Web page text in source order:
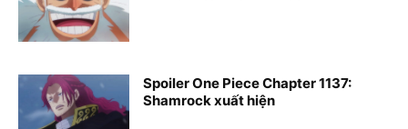
Spoiler One Piece Chapter 1137:
Shamrock xuất hiện